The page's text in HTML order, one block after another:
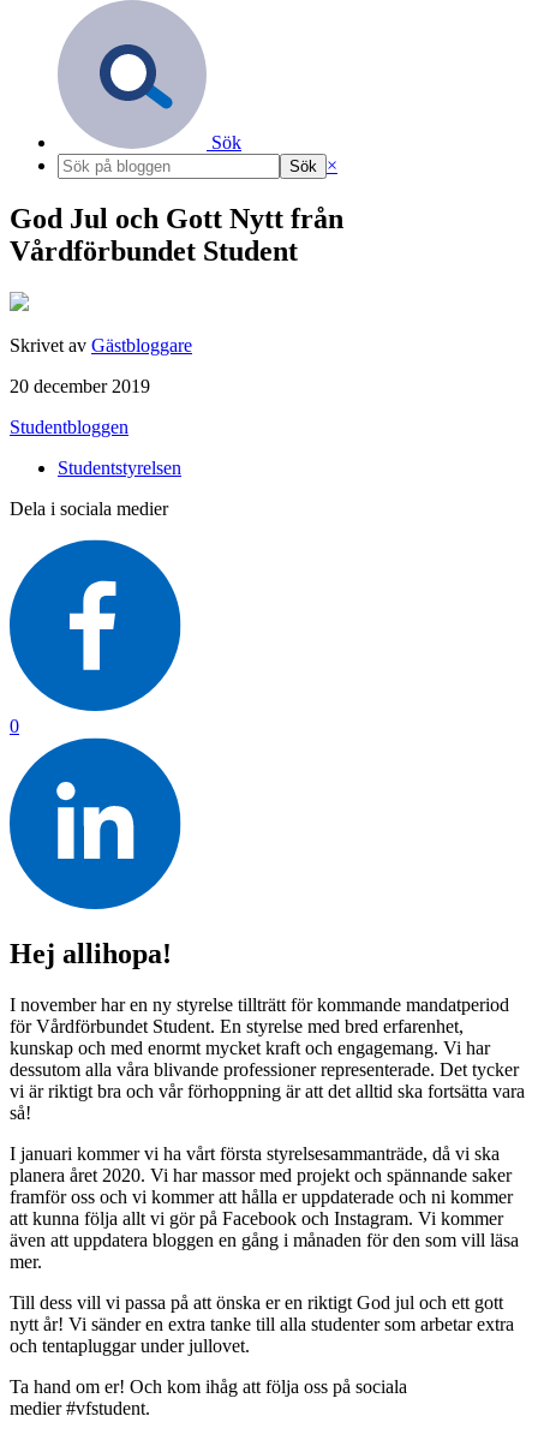
Sök
×
God Jul och Gott Nytt från
Vårdförbundet Student
Skrivet av Gästbloggare
20 december 2019
Studentbloggen
Studentstyrelsen
Dela i sociala medier
0
Hej allihopa!
I november har en ny styrelse tillträtt för kommande mandatperiod
för Vårdförbundet Student. En styrelse med bred erfarenhet,
kunskap och med enormt mycket kraft och engagemang. Vi har
dessutom alla våra blivande professioner representerade. Det tycker
vi är riktigt bra och vår förhoppning är att det alltid ska fortsätta vara
så!
I januari kommer vi ha vårt första styrelsesammanträde, då vi ska
planera året 2020. Vi har massor med projekt och spännande saker
framför oss och vi kommer att hålla er uppdaterade och ni kommer
att kunna följa allt vi gör på Facebook och Instagram. Vi kommer
även att uppdatera bloggen en gång i månaden för den som vill läsa
mer.
Till dess vill vi passa på att önska er en riktigt God jul och ett gott
nytt år! Vi sänder en extra tanke till alla studenter som arbetar extra
och tentapluggar under jullovet.
Ta hand om er! Och kom ihåg att följa oss på sociala
medier#vfstudent.